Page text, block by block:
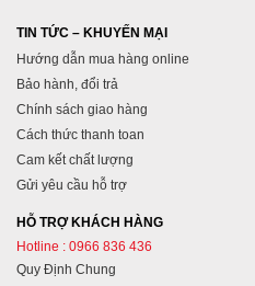
TIN TỨC – KHUYẾN MẠI
Hướng dẫn mua hàng online
Bảo hành, đổi trả
Chính sách giao hàng
Cách thức thanh toan
Cam kết chất lượng
Gửi yêu cầu hỗ trợ
HỖ TRỢ KHÁCH HÀNG
Hotline : 0966 836 436
Quy Định Chung